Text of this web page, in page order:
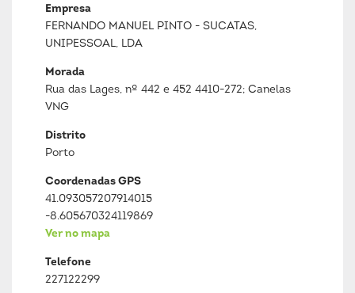
Empresa
FERNANDO MANUEL PINTO - SUCATAS,
UNIPESSOAL, LDA
Morada
Rua das Lages, nº 442 e 452 4410-272; Canelas
VNG
Distrito
Porto
Coordenadas GPS
41.093057207914015
-8.605670324119869
Ver no mapa
Telefone
227122299